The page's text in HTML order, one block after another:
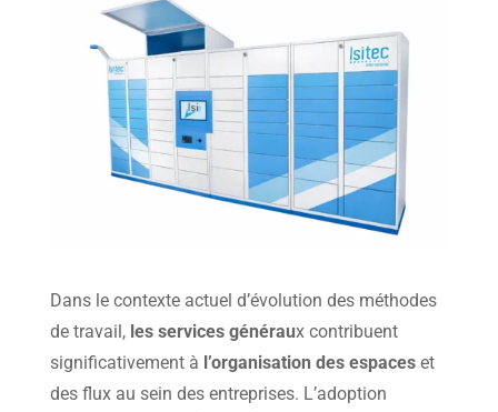
Dans le contexte actuel d’évolution des méthodes
de travail, les services généraux contribuent
significativement à l’organisation des espaces et
des flux au sein des entreprises. L’adoption